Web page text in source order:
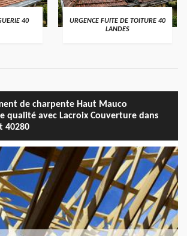
40
URGENCE FUITE DE TOITURE 40
LANDES
de charpente Haut Mauco
qualité avec Lacroix Couverture dans
40280